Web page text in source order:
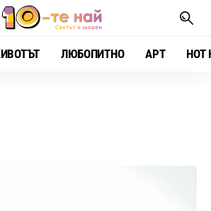
ЛЮБОПИТНО АРТ HOT